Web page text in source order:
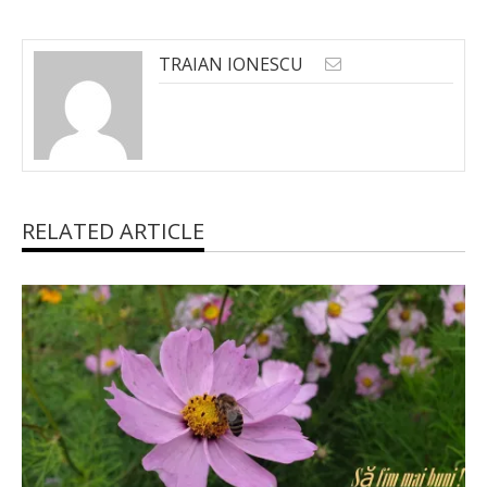
TRAIAN IONESCU
RELATED ARTICLE